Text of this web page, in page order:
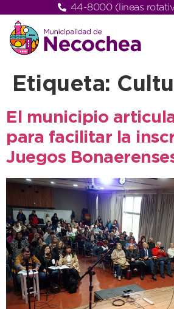
44-8000 (lineas
Etiqueta:
El municipio
para facilitar la
Juegos